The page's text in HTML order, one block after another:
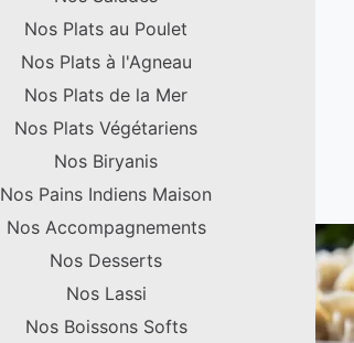
Nos Plats au Poulet
Nos Plats à l'Agneau
Nos Plats de la Mer
Nos Plats Végétariens
Nos Biryanis
Nos Pains Indiens Maison
Nos Accompagnements
Nos Desserts
Nos Lassi
Nos Boissons Softs